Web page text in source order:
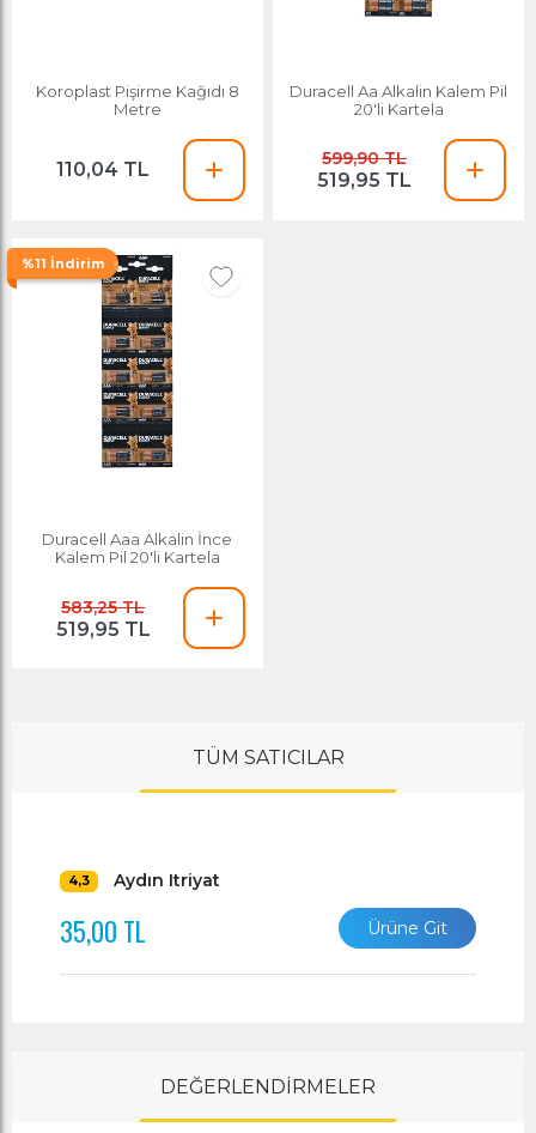
Koroplast Pişirme Kağıdı 8
Metre
110,04 TL
Duracell Aa Alkalin Kalem Pil
20'li Kartela
599,90 TL
519,95 TL
%11 İndirim
Duracell Aaa Alkalin İnce
Kalem Pil 20'li Kartela
583,25 TL
519,95 TL
TÜM SATICILAR
4,3 Aydın Itriyat
35,00 TL Ürüne Git
DEĞERLENDİRMELER